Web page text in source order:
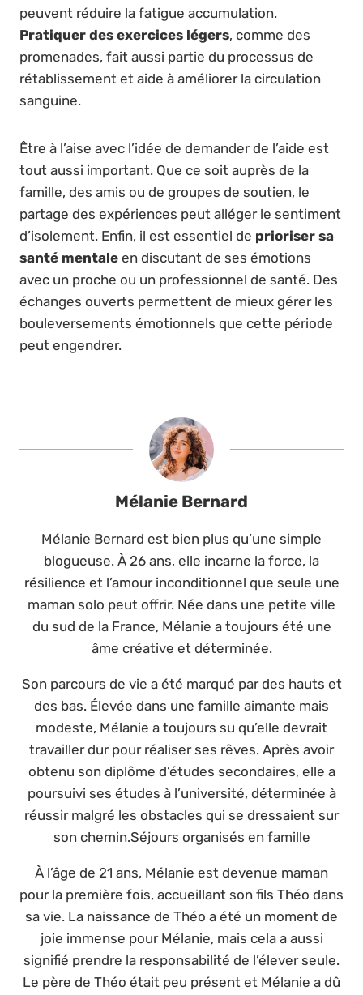
peuvent réduire la fatigue accumulation.
Pratiquer des exercices légers, comme des
promenades, fait aussi partie du processus de
rétablissement et aide à améliorer la circulation
sanguine.
Être à l’aise avec l’idée de demander de l’aide est
tout aussi important. Que ce soit auprès de la
famille, des amis ou de groupes de soutien, le
partage des expériences peut alléger le sentiment
d’isolement. Enfin, il est essentiel de prioriser sa
santé mentale en discutant de ses émotions
avec un proche ou un professionnel de santé. Des
échanges ouverts permettent de mieux gérer les
bouleversements émotionnels que cette période
peut engendrer.
Mélanie Bernard
Mélanie Bernard est bien plus qu’une simple
blogueuse. À 26 ans, elle incarne la force, la
résilience et l’amour inconditionnel que seule une
maman solo peut offrir. Née dans une petite ville
du sud de la France, Mélanie a toujours été une
âme créative et déterminée.
Son parcours de vie a été marqué par des hauts et
des bas. Élevée dans une famille aimante mais
modeste, Mélanie a toujours su qu’elle devrait
travailler dur pour réaliser ses rêves. Après avoir
obtenu son diplôme d’études secondaires, elle a
poursuivi ses études à l’université, déterminée à
réussir malgré les obstacles qui se dressaient sur
son chemin.Séjours organisés en famille
À l’âge de 21 ans, Mélanie est devenue maman
pour la première fois, accueillant son fils Théo dans
sa vie. La naissance de Théo a été un moment de
joie immense pour Mélanie, mais cela a aussi
signifié prendre la responsabilité de l’élever seule.
Le père de Théo était peu présent et Mélanie a dû